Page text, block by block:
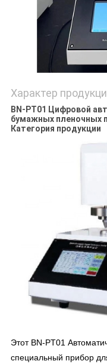
Характер
BN-PT01 Цифровой
бумажных пленочных
Категория продукции
Этот BN-PT01
специальный прибор